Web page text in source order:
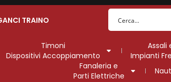
TRAINO
Timoni
Dispositivi Accoppiamento
Assali
Impianti
Fanaleria e
Parti Elettriche